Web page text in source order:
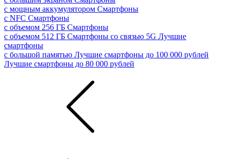
с мощным аккумулятором Смартфоны
с NFC Смартфоны
с объемом 256 ГБ Смартфоны
с объемом 512 ГБ Смартфоны со связью 5G Лучшие
смартфоны
с большой памятью Лучшие смартфоны до 100 000 рублей
Лучшие смартфоны до 80 000 рублей